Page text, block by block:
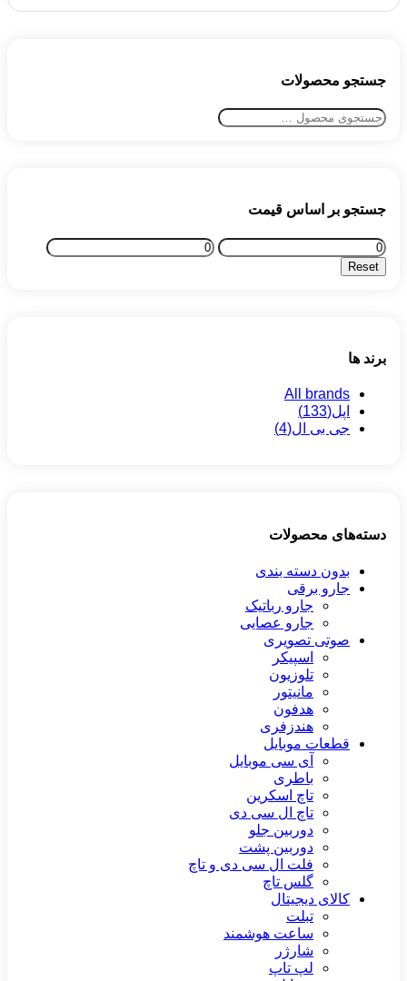
جستجو محصولات
جستجو
جستجو بر اساس قیمت
Min
price
Max
price
Reset
برند ها
All brands
اپل(133)
جی بی ال(4)
دسته‌های محصولات
بدون دسته بندی
جارو برقی
جارو رباتیک
جارو عصایی
صوتی تصویری
اسپیکر
تلوزیون
مانیتور
هدفون
هندزفری
قطعات موبایل
آی سی موبایل
باطری
تاچ اسکرین
تاچ ال سی دی
دوربین جلو
دوربین پشت
فلت ال سی دی و تاچ
گلس تاچ
کالای دیجیتال
تبلت
ساعت هوشمند
شارژر
لپ تاپ